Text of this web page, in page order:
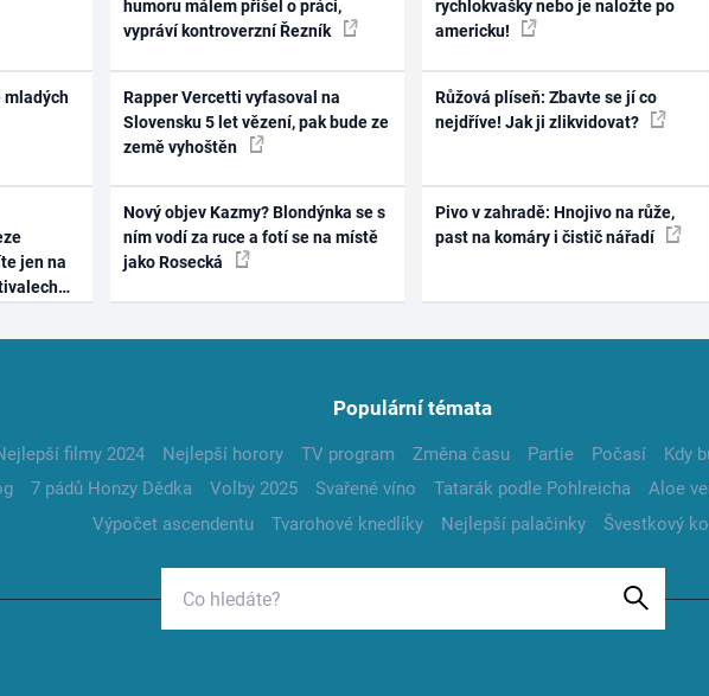
mladých
jen na
humoru málem přišel o práci,
vypráví kontroverzní Řezník
Rapper Vercetti vyfasoval na
Slovensku 5 let vězení, pak bude ze
země vyhoštěn
Nový objev Kazmy? Blondýnka se s
ním vodí za ruce a fotí se na místě
jako Rosecká
rychlokvašky nebo je naložte po
americku!
Růžová plíseň: Zbavte se jí co
nejdříve! Jak ji zlikvidovat?
Pivo v zahradě: Hnojivo na růže,
past na komáry i čistič nářadí
Populární témata
filmy 2024 Nejlepší horory TV program Změna času Partie Počasí Kdy
7 pádů Honzy Dědka Volby 2025 Svařené víno Tatarák podle Pohlreicha Aloe
Výpočet ascendentu
Tvarohové knedlíky Nejlepší palačinky Švestkový